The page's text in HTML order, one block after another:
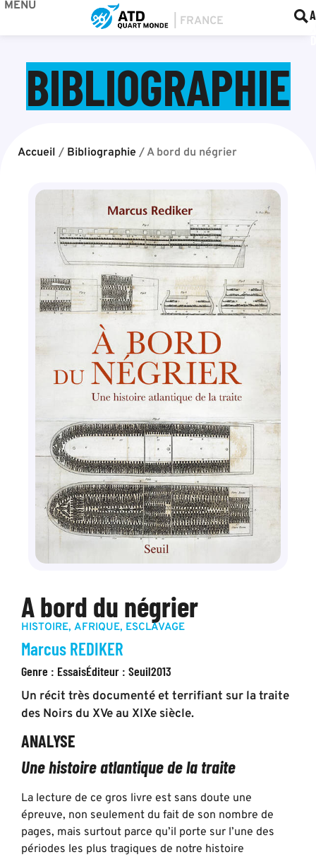
MENU
BIBLIOGRAPHIE
Accueil / Bibliographie /A bord du négrier
A bord du négrier
HISTOIRE, AFRIQUE, ESCLAVAGE
Marcus REDIKER
Genre : EssaisÉditeur : Seuil2013
Un récit très documenté et terrifiant sur la traite
des Noirs du XVe au XIXe siècle.
ANALYSE
Une histoire atlantique de la traite
La lecture de ce gros livre est sans doute une
épreuve, non seulement du fait de son nombre de
pages, mais surtout parce qu’il porte sur l’une des
périodes les plus tragiques de notre histoire